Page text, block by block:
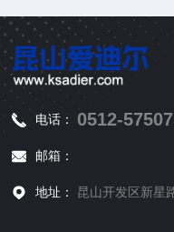
电话： 0512-
邮箱：
地址： 昆山开发区新星